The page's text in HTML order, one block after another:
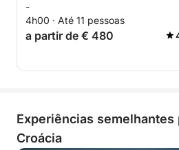
-
4h00 · Até 11 pessoas
a partir de € 480
Experiências semelhantes
Croácia